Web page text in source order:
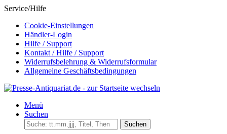
Service/Hilfe
Cookie-Einstellungen
Händler-Login
Hilfe / Support
Kontakt / Hilfe / Support
Widerrufsbelehrung & Widerrufsformular
Allgemeine Geschäftsbedingungen
Menü
Suchen
Suchen